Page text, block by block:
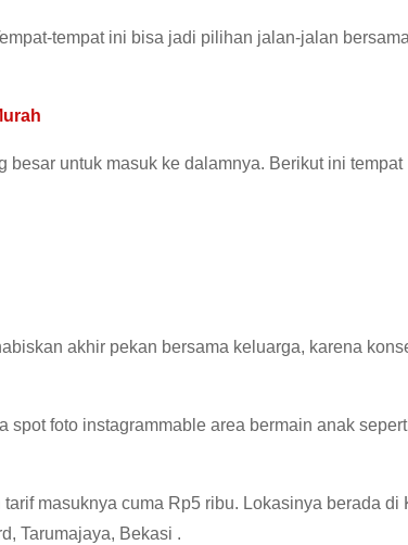
tempat ini bisa jadi pilihan jalan-jalan
besar untuk masuk ke dalamnya. Berikut ini tempat
akhir pekan bersama keluarga, karena
spot foto instagrammable area bermain anak
masuknya cuma Rp5 ribu. Lokasinya berada di
Tarumajaya, Bekasi .